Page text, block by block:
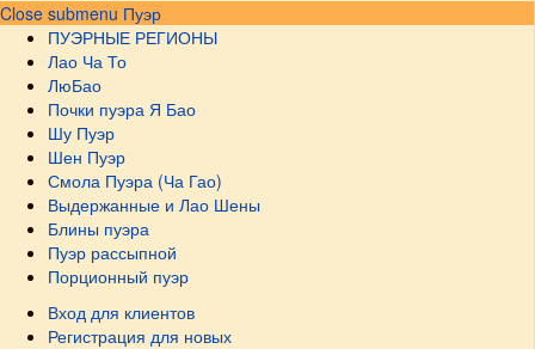
Close submenu Пуэр
ПУЭРНЫЕ РЕГИОНЫ
Лао Ча То
ЛюБао
Почки пуэра Я Бао
Шу Пуэр
Шен Пуэр
Смола Пуэра (Ча Гао)
Выдержанные и Лао Шены
Блины пуэра
Пуэр рассыпной
Порционный пуэр
Вход для клиентов
Регистрация для новых